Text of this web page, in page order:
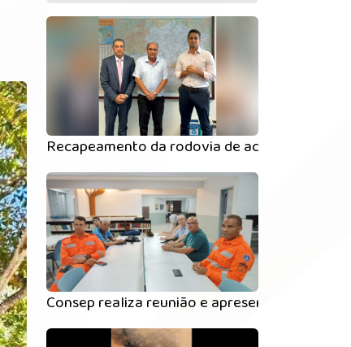
Recapeamento da rodovia de acesso a
Consep realiza reunião e apresenta novo